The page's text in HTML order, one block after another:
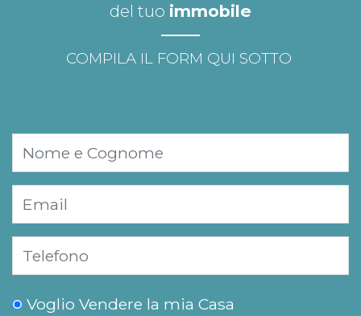
del tuo immobile
COMPILA IL FORM QUI SOTTO
Voglio Vendere la mia Casa